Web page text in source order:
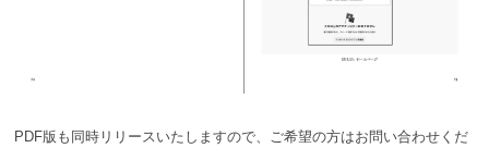
PDF版も同時リリースいたしますので、ご希望の方はお問い合わせくだ